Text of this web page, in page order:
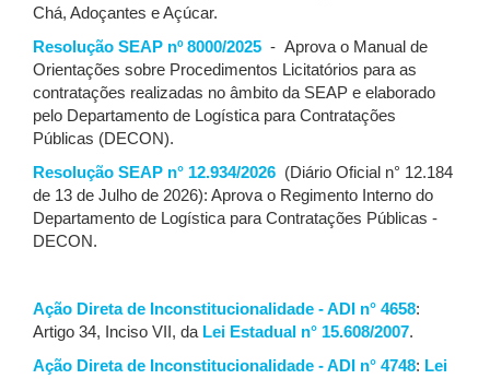
Chá, Adoçantes e Açúcar.
Resolução SEAP nº 8000/2025 - Aprova o Manual de
Orientações sobre Procedimentos Licitatórios para as
contratações realizadas no âmbito da SEAP e elaborado
pelo Departamento de Logística para Contratações
Públicas (DECON).
Resolução SEAP n° 12.934/2026 (Diário Oficial n° 12.184
de 13 de Julho de 2026): Aprova o Regimento Interno do
Departamento de Logística para Contratações Públicas -
DECON.
Ação Direta de Inconstitucionalidade - ADI n° 4658:
Artigo 34, Inciso VII, da Lei Estadual n° 15.608/2007.
Ação Direta de Inconstitucionalidade - ADI n° 4748: Lei